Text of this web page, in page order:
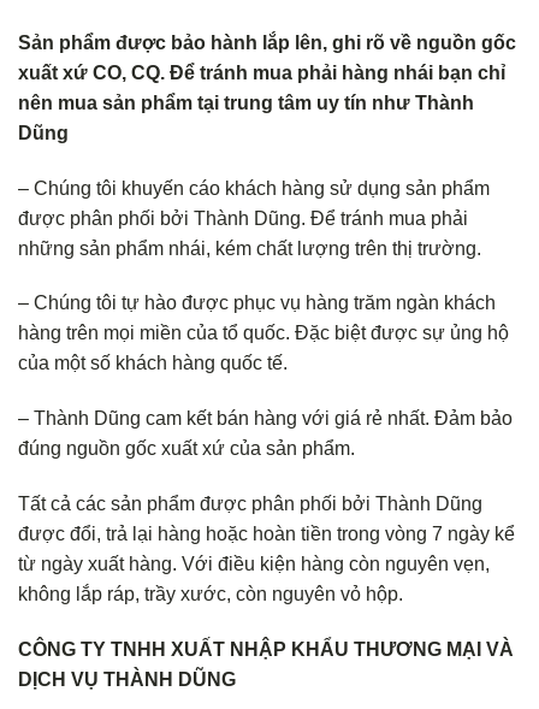
Sản phẩm được bảo hành lắp lên, ghi rõ về nguồn gốc
xuất xứ CO, CQ. Để tránh mua phải hàng nhái bạn chỉ
nên mua sản phẩm tại trung tâm uy tín như Thành
Dũng
– Chúng tôi khuyến cáo khách hàng sử dụng sản phẩm
được phân phối bởi Thành Dũng. Để tránh mua phải
những sản phẩm nhái, kém chất lượng trên thị trường.
– Chúng tôi tự hào được phục vụ hàng trăm ngàn khách
hàng trên mọi miền của tổ quốc. Đặc biệt được sự ủng hộ
của một số khách hàng quốc tế.
– Thành Dũng cam kết bán hàng với giá rẻ nhất. Đảm bảo
đúng nguồn gốc xuất xứ của sản phẩm.
Tất cả các sản phẩm được phân phối bởi Thành Dũng
được đổi, trả lại hàng hoặc hoàn tiền trong vòng 7 ngày kể
từ ngày xuất hàng. Với điều kiện hàng còn nguyên vẹn,
không lắp ráp, trầy xước, còn nguyên vỏ hộp.
CÔNG TY TNHH XUẤT NHẬP KHẨU THƯƠNG MẠI VÀ
DỊCH VỤ THÀNH DŨNG